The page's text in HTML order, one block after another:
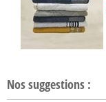
Nos suggestions :